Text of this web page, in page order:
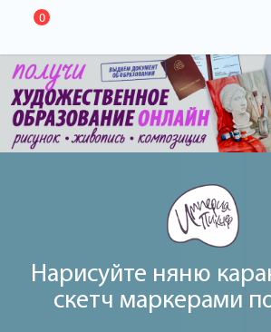
0
Нарисуйте няню
скетч маркерами